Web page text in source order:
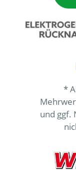
*
und ggf.